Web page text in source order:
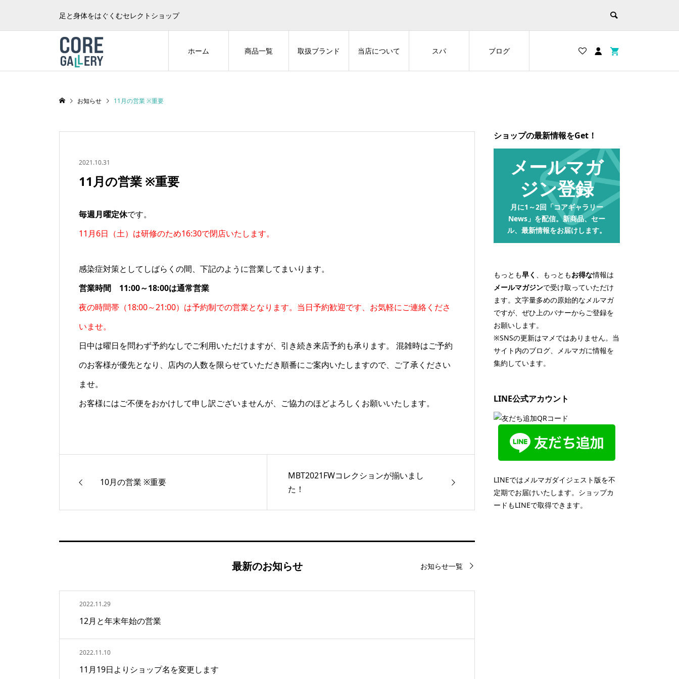
足と身体をはぐくむセレクトショップ
ホーム 商品一覧 取扱ブランド 当店について スパ ブログ
お知らせ 11月の営業 ※重要
2021.10.31
11月の営業 ※重要
毎週月曜定休です。
11月6日（土）は研修のため16:30で閉店いたします。
感染症対策としてしばらくの間、下記のように営業してまいります。
営業時間 11:00～18:00は通常営業
夜の時間帯（18:00～21:00）は予約制での営業となります。当日予約歓迎です、お気軽にご連絡くださ
いませ。
日中は曜日を問わず予約なしでご利用いただけますが、引き続き来店予約も承ります。 混雑時はご予約
のお客様が優先となり、店内の人数を限らせていただき順番にご案内いたしますので、ご了承ください
ませ。
お客様にはご不便をおかけして申し訳ございませんが、ご協力のほどよろしくお願いいたします。
10月の営業 ※重要
MBT2021FWコレクションが揃いまし
た！
最新のお知らせ お知らせ一覧
2022.11.29
12月と年末年始の営業
2022.11.10
11月19日よりショップ名を変更します
ショップの最新情報をGet！
メールマガ
ジン登録
月に1～2回「コアギャラリー
News」を配信。新商品、セー
ル、最新情報をお届けします。
もっとも早く 、もっともお得な情報は
メールマガジンで受け取っていただけ
ます。文字量多めの原始的なメルマガ
ですが、ぜひ上のバナーからご登録を
お願いします。
※SNSの更新はマメではありません。当
サイト内のブログ、メルマガに情報を
集約しています。
LINE公式アカウント
LINEではメルマガダイジェスト版を不
定期でお届けいたします。ショップカ
ードもLINEで取得できます。